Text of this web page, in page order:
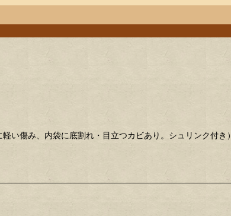
い傷み、内袋に底割れ・目立つカビあり。シュリンク付き）